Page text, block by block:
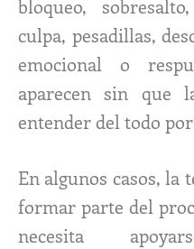
bloqueo,
culpa, pesadillas,
emocional o
aparecen sin que
entender del todo
En algunos casos, la
formar parte del
necesita